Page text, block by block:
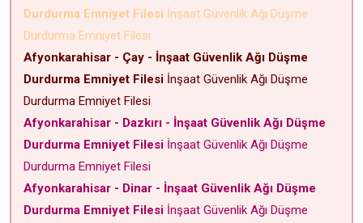
Durdurma Emniyet Filesi İnşaat Güvenlik Ağı Düşme
Durdurma Emniyet Filesi
Afyonkarahisar - Çay - İnşaat Güvenlik Ağı Düşme
Durdurma Emniyet Filesi İnşaat Güvenlik Ağı Düşme
Durdurma Emniyet Filesi
Afyonkarahisar - Dazkırı - İnşaat Güvenlik Ağı Düşme
Durdurma Emniyet Filesi İnşaat Güvenlik Ağı Düşme
Durdurma Emniyet Filesi
Afyonkarahisar - Dinar - İnşaat Güvenlik Ağı Düşme
Durdurma Emniyet Filesi İnşaat Güvenlik Ağı Düşme